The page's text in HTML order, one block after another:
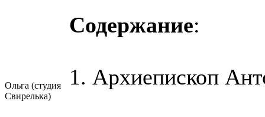
Ольга (студия
Свирелька)
Содержание:
1. Архиепископ